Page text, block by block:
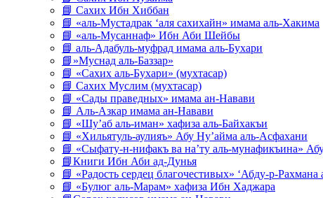
📘 Сахих Ибн Хиббан
📘 «аль-Мустадрак ‘аля сахихайн» имама аль-Хакима
📘 «аль-Мусаннаф» Ибн Аби Шейбы
📘 аль-Адабуль-муфрад имама аль-Бухари
📘»Муснад аль-Баззар»
📘 «Сахих аль-Бухари» (мухтасар)
📘 Сахих Муслим (мухтасар)
📘 «Сады праведных» имама ан-Навави
📘 Аль-Азкар имама ан-Навави
📘 «Шу’аб аль-иман» хафиза аль-Байхакъи
📘 «Хильятуль-аулияъ» Абу Ну’айма аль-Асфахани
📘 «Сыфату-н-нифакъ ва на’ту аль-мунафикъина»
📘Книги Ибн Аби ад-Дунья
📘 «Радость сердец благочестивых» ‘Абду-р-Рахмана
📘 «Булюг аль-Марам» хафиза Ибн Хаджара